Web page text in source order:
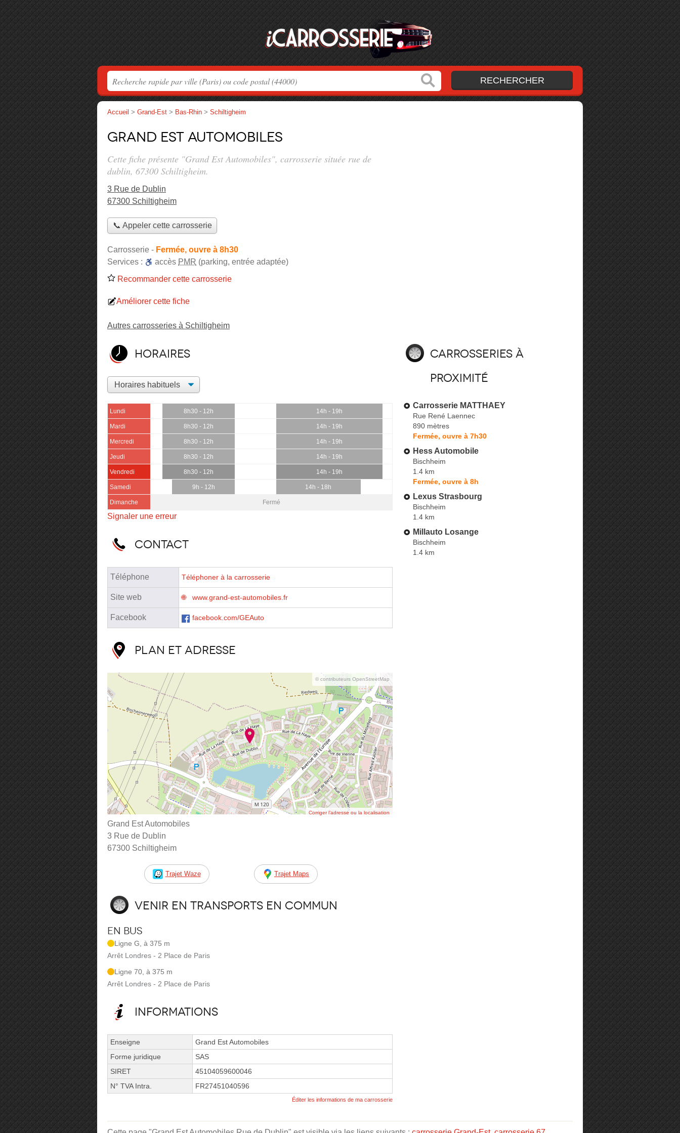
Accueil > Grand-Est > Bas-Rhin > Schiltigheim
Grand Est Automobiles
Cette fiche présente "Grand Est Automobiles", carrosserie située rue de
dublin, 67300 Schiltigheim.
3 Rue de Dublin
67300 Schiltigheim
📞 Appeler cette carrosserie
Carrosserie - Fermée, ouvre à 8h30
Services :
accès PMR (parking, entrée adaptée)
Recommander cette carrosserie
Améliorer cette fiche
Autres carrosseries à Schiltigheim
Horaires
Lundi 8h30 - 12h 14h - 19h
Mardi 8h30 - 12h 14h - 19h
Mercredi 8h30 - 12h 14h - 19h
Jeudi 8h30 - 12h 14h - 19h
Vendredi 8h30 - 12h 14h - 19h
Samedi 9h - 12h 14h - 18h
Dimanche Fermé
Signaler une erreur
Contact
Téléphone Téléphoner à la carrosserie
Site web www.grand-est-automobiles.fr
Facebook facebook.com/GEAuto
Plan et adresse
© contributeurs OpenStreetMap
Corriger l’adresse ou la localisation
Grand Est Automobiles
3 Rue de Dublin
67300 Schiltigheim
Trajet Waze Trajet Maps
Venir en transports en commun
En bus
Ligne G, à 375 m
Arrêt Londres - 2 Place de Paris
Ligne 70, à 375 m
Arrêt Londres - 2 Place de Paris
Informations
Enseigne
Grand Est Automobiles
Forme juridique
SAS
SIRET
45104059600046
N° TVA Intra.
FR27451040596
Éditer les informations de ma carrosserie
Carrosseries à
proximité
Carrosserie MATTHAEY
Rue René Laennec
890 mètres
Fermée, ouvre à 7h30
Hess Automobile
Bischheim
1.4 km
Fermée, ouvre à 8h
Lexus Strasbourg
Bischheim
1.4 km
Millauto Losange
Bischheim
1.4 km